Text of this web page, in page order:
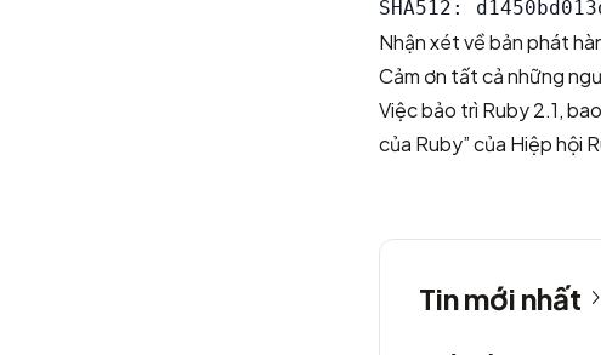
Nhận xét về bản phát
Cảm ơn tất cả những
Việc bảo trì Ruby 2.1,
của Ruby” của Hiệp hội
Tin mới nhất